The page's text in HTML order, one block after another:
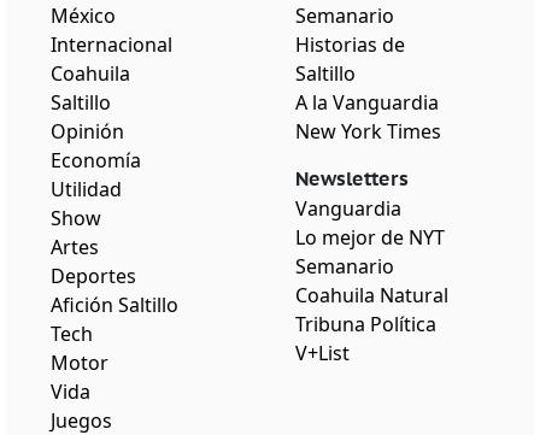
México
Internacional
Coahuila
Saltillo
Opinión
Economía
Utilidad
Show
Artes
Deportes
Afición Saltillo
Tech
Motor
Vida
Juegos
Semanario
Historias de
Saltillo
A la Vanguardia
New York Times
Newsletters
Vanguardia
Lo mejor de NYT
Semanario
Coahuila Natural
Tribuna Política
V+List